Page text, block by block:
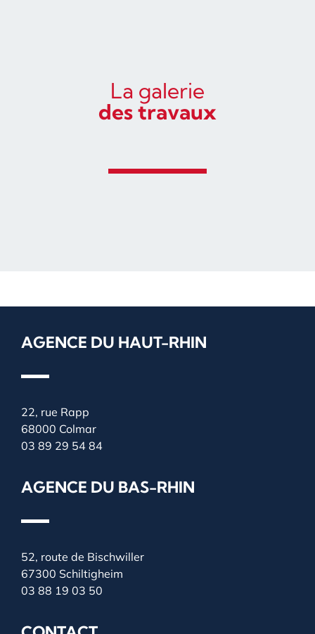
La galerie
des travaux
AGENCE DU HAUT-RHIN
22, rue Rapp
68000 Colmar
03 89 29 54 84
AGENCE DU BAS-RHIN
52, route de Bischwiller
67300 Schiltigheim
03 88 19 03 50